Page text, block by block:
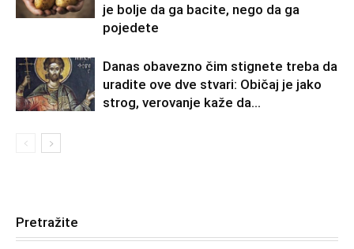
je bolje da ga bacite, nego da ga
pojedete
Danas obavezno čim stignete treba da
uradite ove dve stvari: Običaj je jako
strog, verovanje kaže da…
Pretražite